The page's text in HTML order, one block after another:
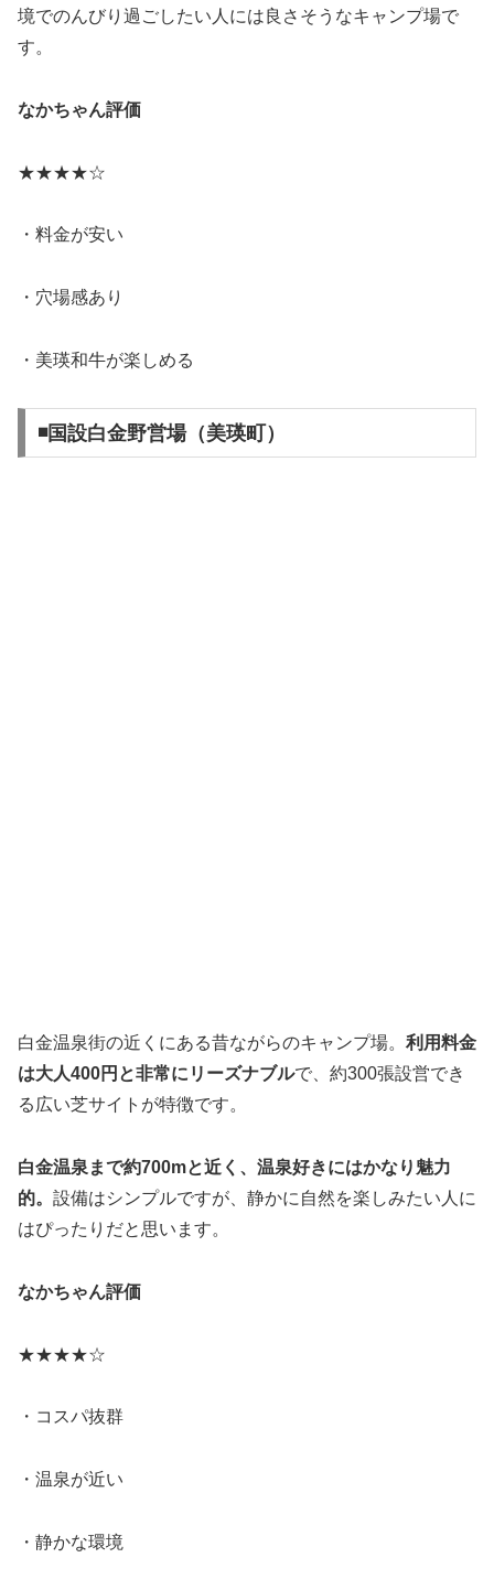
境でのんびり過ごしたい人には良さそうなキャンプ場で
す。
なかちゃん評価
★★★★☆
・料金が安い
・穴場感あり
・美瑛和牛が楽しめる
◾️国設白金野営場（美瑛町）
白金温泉街の近くにある昔ながらのキャンプ場。 利用料金
は大人400円と非常にリーズナブルで、約300張設営でき
る広い芝サイトが特徴です。
白金温泉まで約700mと近く、温泉好きにはかなり魅力
的。 設備はシンプルですが、静かに自然を楽しみたい人に
はぴったりだと思います。
なかちゃん評価
★★★★☆
・コスパ抜群
・温泉が近い
・静かな環境